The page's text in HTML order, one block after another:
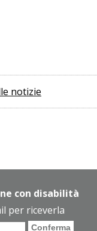
notizie
con disabilità
per riceverla